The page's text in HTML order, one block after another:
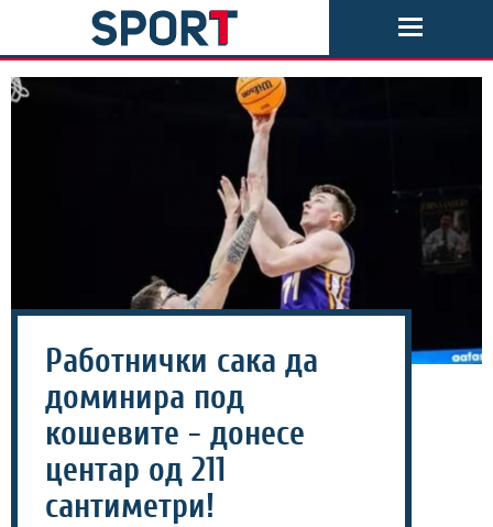
Работнички сака да
доминира под
кошевите - донесе
центар од 211
сантиметри!